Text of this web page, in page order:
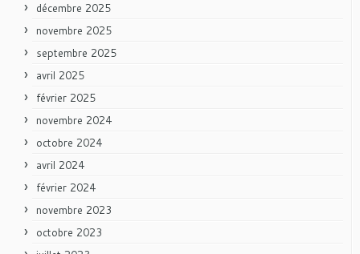
décembre 2025
novembre 2025
septembre 2025
avril 2025
février 2025
novembre 2024
octobre 2024
avril 2024
février 2024
novembre 2023
octobre 2023